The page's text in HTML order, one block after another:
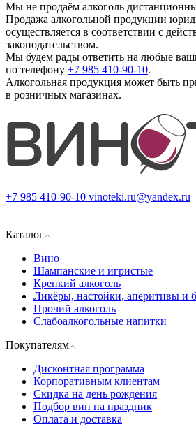
Мы не продаём алкоголь
Продажа алкогольной продукции
осуществляется в соответствии с
законодательством.
Мы будем рады ответить на любые
по телефону +7 985 410-90-10.
Алкогольная продукция может быть
в розничных магазинах.
+7 985 410-90-10 vinoteki.ru@yandex.ru
Каталог
Вино
Шампанские и игристые
Крепкий алкоголь
Ликёры, настойки, аперитивы и
Прочий алкоголь
Слабоалкогольные напитки
Покупателям
Дисконтная программа
Корпоративным клиентам
Скидка на день рождения
Подбор вин на праздник
Оплата и доставка